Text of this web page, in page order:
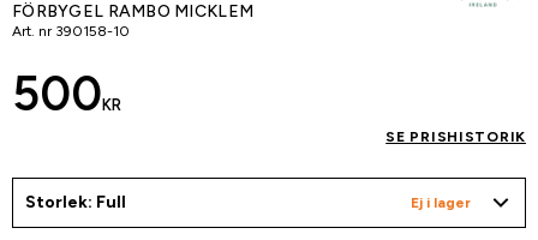
FÖRBYGEL RAMBO MICKLEM
Art. nr 390158-10
500 KR
SE PRISHISTORIK
Storlek: Full Ej i lager